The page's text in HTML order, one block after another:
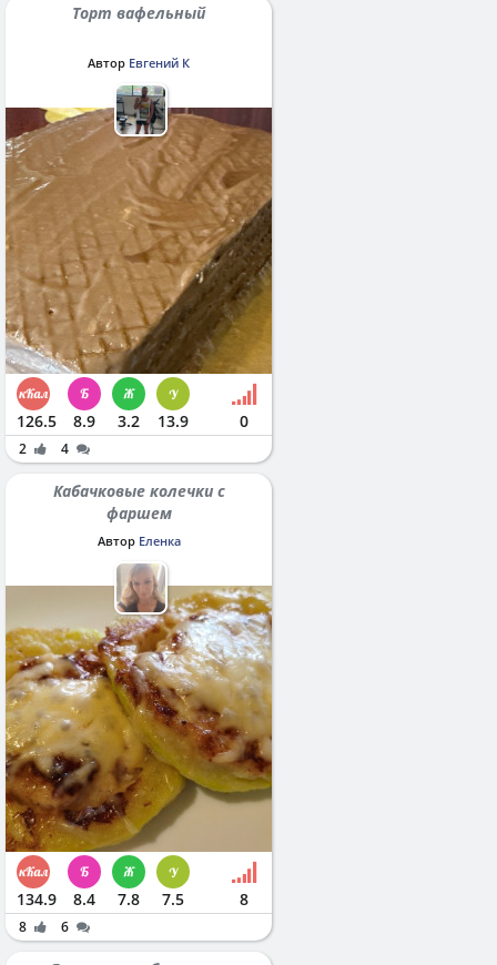
Торт вафельный
Автор Евгений К
126.5 8.9 3.2 13.9 0
2 4
Кабачковые колечки с
фаршем
Автор Еленка
134.9 8.4 7.8 7.5 8
8 6